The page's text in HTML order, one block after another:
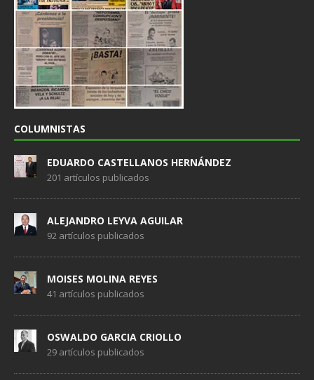
COLUMNISTAS
EDUARDO CASTELLANOS HERNÁNDEZ
201 artículos publicados
ALEJANDRO LEYVA AGUILAR
92 artículos publicados
MOISES MOLINA REYES
41 artículos publicados
OSWALDO GARCIA CRIOLLO
29 artículos publicados